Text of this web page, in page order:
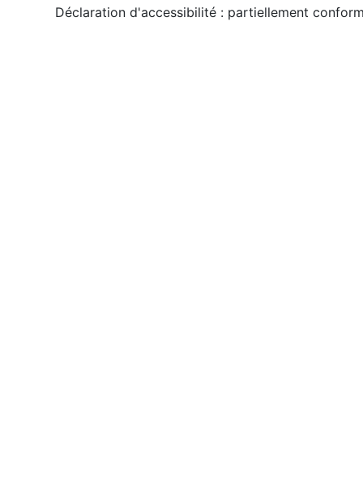
Déclaration d'accessibilité : partiellement